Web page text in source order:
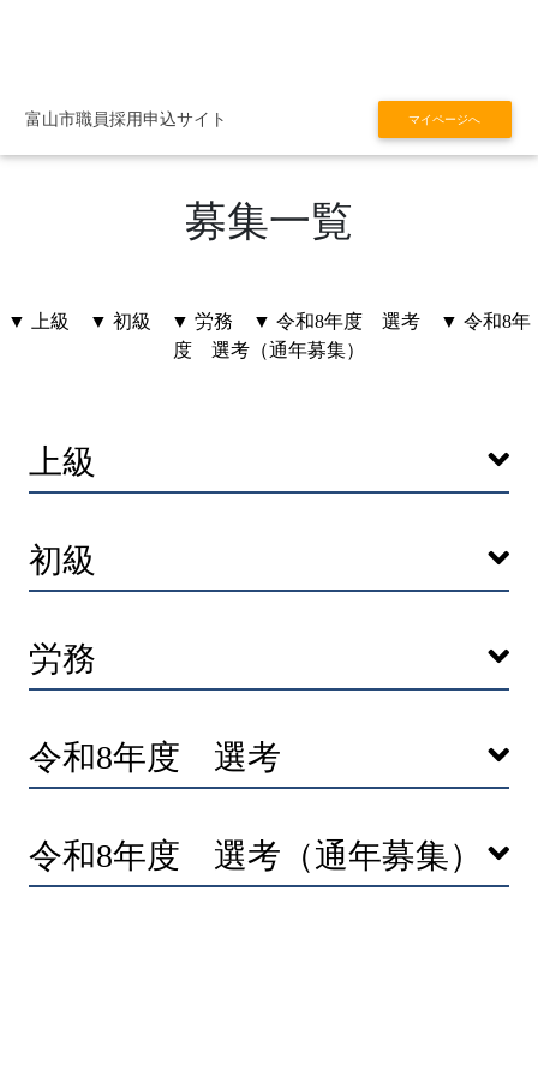
富山市職員採用申込サイト マイページへ
募集一覧
▼ 上級 ▼ 初級 ▼ 労務 ▼ 令和8年度 選考
▼ 令和8年
度 選考（通年募集）
上級
初級
労務
令和8年度 選考
令和8年度 選考（通年募集）